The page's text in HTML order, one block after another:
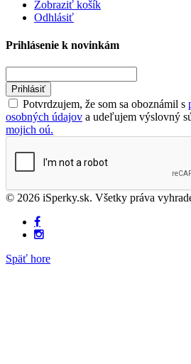
Zobraziť košík
Odhlásiť
Prihlásenie k novinkám
Prihlásiť
Potvrdzujem, že som sa oboznámil s
osobných údajov a udeľujem výslovný
mojich oú.
© 2026 iSperky.sk. Všetky práva
Späť hore